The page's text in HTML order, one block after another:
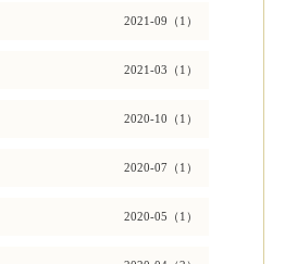
2021-09（1）
2021-03（1）
2020-10（1）
2020-07（1）
2020-05（1）